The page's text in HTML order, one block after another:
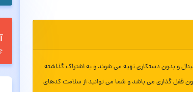
و بدون دستکاری تهیه می شوند و به اشتراک گذاشته
قفل گذاری می باشد و شما می توانید از سلامت کدهای